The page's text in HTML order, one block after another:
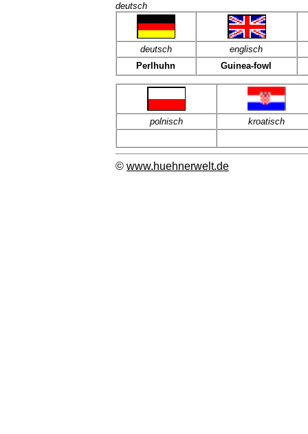
deutsch
deutsch
englisch
Perlhuhn
Guinea-fowl
polnisch kroatisch
© www.huehnerwelt.de